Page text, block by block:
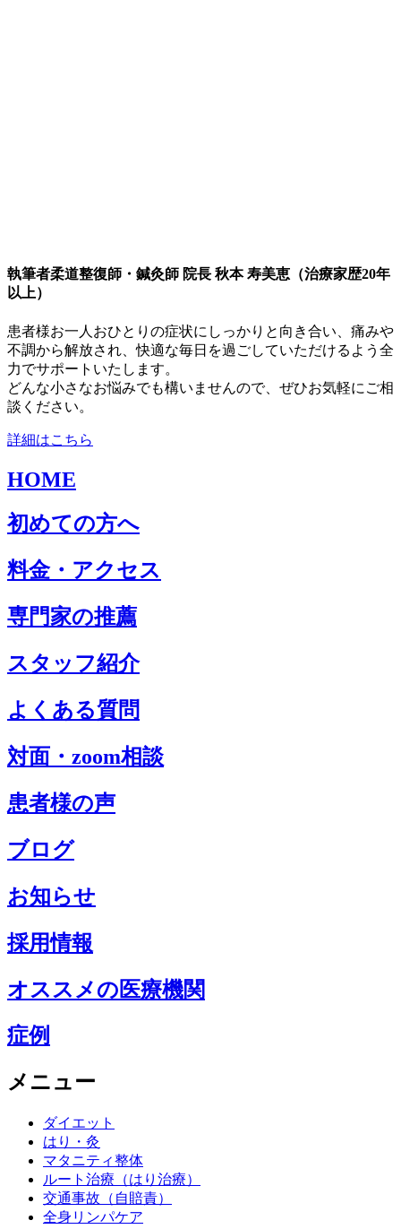
執筆者柔道整復師・鍼灸師 院長 秋本 寿美恵（治療家歴20年
以上）
患者様お一人おひとりの症状にしっかりと向き合い、痛みや
不調から解放され、快適な毎日を過ごしていただけるよう全
力でサポートいたします。
どんな小さなお悩みでも構いませんので、ぜひお気軽にご相
談ください。
詳細はこちら
HOME
初めての方へ
料金・アクセス
専門家の推薦
スタッフ紹介
よくある質問
対面・zoom相談
患者様の声
ブログ
お知らせ
採用情報
オススメの医療機関
症例
メニュー
ダイエット
はり・灸
マタニティ整体
ルート治療（はり治療）
交通事故（自賠責）
全身リンパケア